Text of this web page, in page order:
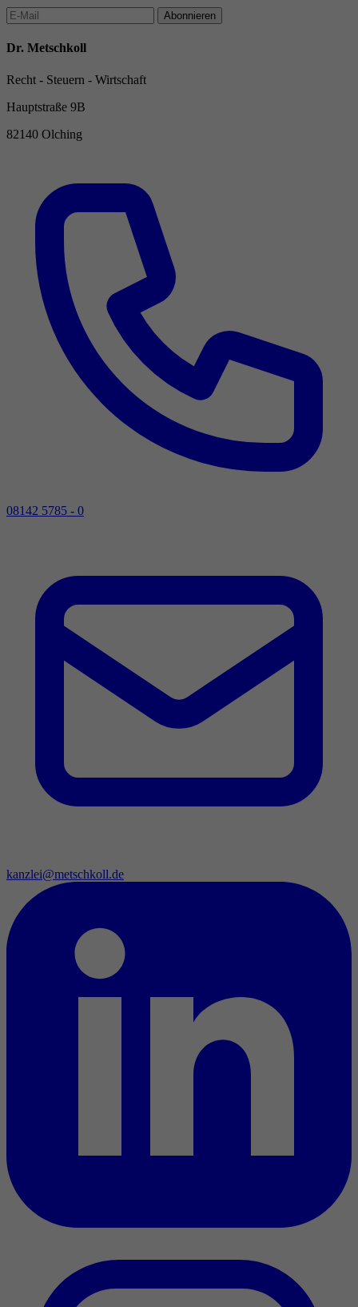
Abonnieren
Dr. Metschkoll
Recht - Steuern - Wirtschaft
Hauptstraße 9B
82140 Olching
08142 5785 - 0
kanzlei@metschkoll.de